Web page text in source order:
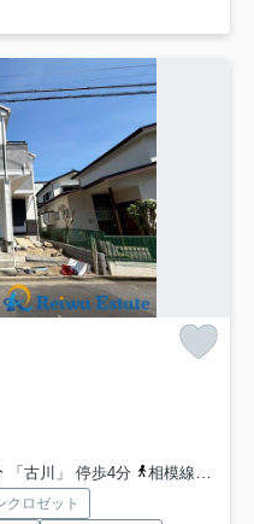
「古川」 停歩4分
相模線「茅ケ崎」駅 バス11分 「古川」 停歩4分
クロゼット